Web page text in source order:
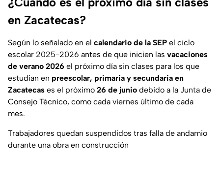
en Zacatecas?
Según lo señalado en el calendario de la SEP el ciclo
escolar 2025-2026 antes de que inicien las vacaciones
de verano 2026 el próximo día sin clases para los que
estudian en preescolar, primaria y secundaria en
Zacatecas es el próximo 26 de junio debido a la Junta de
Consejo Técnico, como cada viernes último de cada
mes.
Trabajadores quedan suspendidos tras falla de andamio
durante una obra en construcción